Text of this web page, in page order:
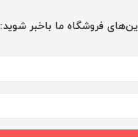
فروشگاه ما باخبر شوید: